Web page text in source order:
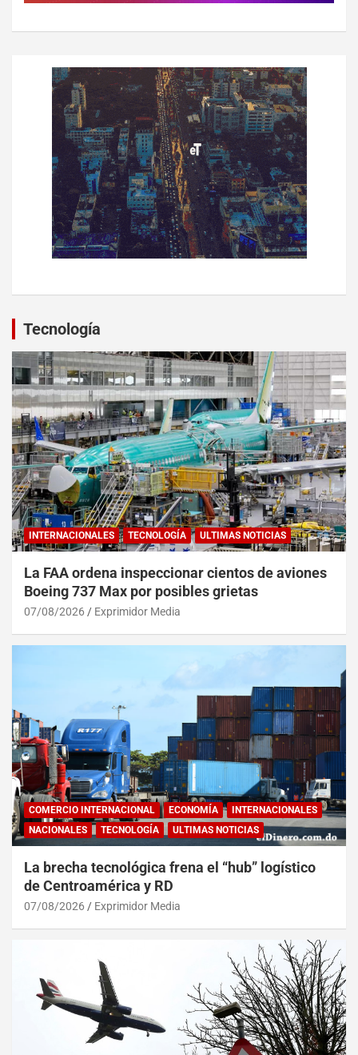
Tecnología
INTERNACIONALES TECNOLOGÍA ULTIMAS NOTICIAS
La FAA ordena inspeccionar cientos de aviones
Boeing 737 Max por posibles grietas
07/08/2026 Exprimidor Media
COMERCIO INTERNACIONAL ECONOMÍA
INTERNACIONALES
NACIONALES
TECNOLOGÍA ULTIMAS NOTICIAS
La brecha tecnológica frena el “hub” logístico
de Centroamérica y RD
07/08/2026 Exprimidor Media